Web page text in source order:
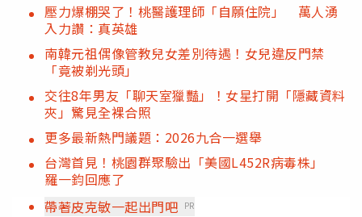
壓力爆棚哭了！桃醫護理師「自願住院」 萬人湧
入力讚：真英雄
南韓元祖偶像管教兒女差別待遇！女兒違反門禁
「竟被剃光頭」
交往8年男友「聊天室獵豔」！女星打開「隱藏資料
夾」驚見全裸合照
更多最新熱門議題：2026九合一選舉
台灣首見！桃園群聚驗出「美國L452R病毒株」
羅一鈞回應了
帶著皮克敏一起出門吧 PR